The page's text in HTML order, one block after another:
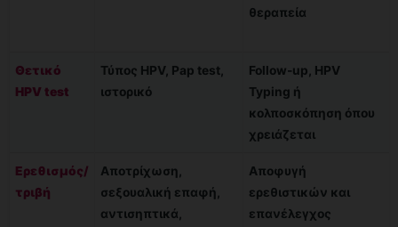
θεραπεία
Θετικό
HPV test
Τύπος HPV, Pap test,
ιστορικό
Follow-up, HPV
Typing ή
κολποσκόπηση όπου
χρειάζεται
Ερεθισμός/
τριβή
Αποτρίχωση,
σεξουαλική επαφή,
αντισηπτικά,
Αποφυγή
ερεθιστικών και
επανέλεγχος